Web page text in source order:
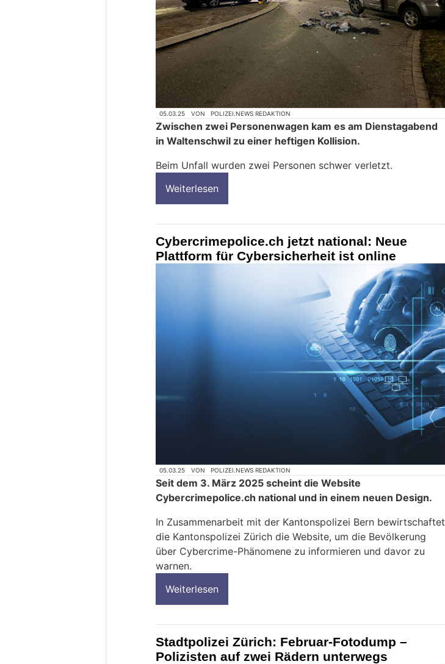
05.03.25 VON POLIZEI.NEWS REDAKTION
Zwischen zwei Personenwagen kam es am Dienstagabend
in Waltenschwil zu einer heftigen Kollision.
Beim Unfall wurden zwei Personen schwer verletzt.
Weiterlesen
Cybercrimepolice.ch jetzt national: Neue
Plattform für Cybersicherheit ist online
05.03.25 VON POLIZEI.NEWS REDAKTION
Seit dem 3. März 2025 scheint die Website
Cybercrimepolice.ch national und in einem neuen Design.
In Zusammenarbeit mit der Kantonspolizei Bern bewirtschaftet
die Kantonspolizei Zürich die Website, um die Bevölkerung
über Cybercrime-Phänomene zu informieren und davor zu
warnen.
Weiterlesen
Stadtpolizei Zürich: Februar-Fotodump –
Polizisten auf zwei Rädern unterwegs